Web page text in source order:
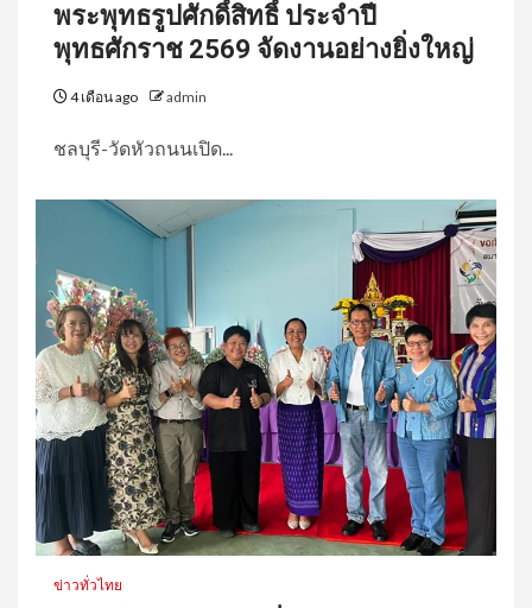
“สมาคมเพื่อผู้บกพร่องทางจิตฯ
ผนึกภาครัฐ-เครือข่ายทั่วประเทศ
การจ้างงานอย่างเท่าเทียม”
ประเทศไทยเปิดร้าน! AMIT Cafe
ต้นแบบคาเฟ่แห่งโอกาส สร้าง
อาชีพ สร้างคุณค่า สร้างสังคม
พระพุทธรูปศักดิ์สิทธิ์ ประจำปี
พุทธศักราช 2569 จัดงานอย่างยิ่งใหญ่
4 เดือน ago admin
ชลบุรี-วัดหัวถนนเปิด...
ข่าวทั่วไทย